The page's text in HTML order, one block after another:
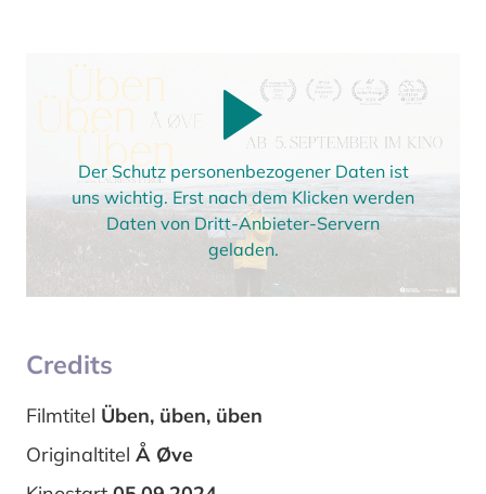
Der Schutz personenbezogener Daten ist
uns wichtig. Erst nach dem Klicken werden
Daten von Dritt-Anbieter-Servern
geladen.
Credits
Filmtitel Üben, üben, üben
Originaltitel Å Øve